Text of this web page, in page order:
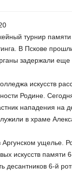
турнир
В Пскове
задержали
искусств
Родине.
нападения на
в храме
ущелье.
искусств памяти
десантников 6-й